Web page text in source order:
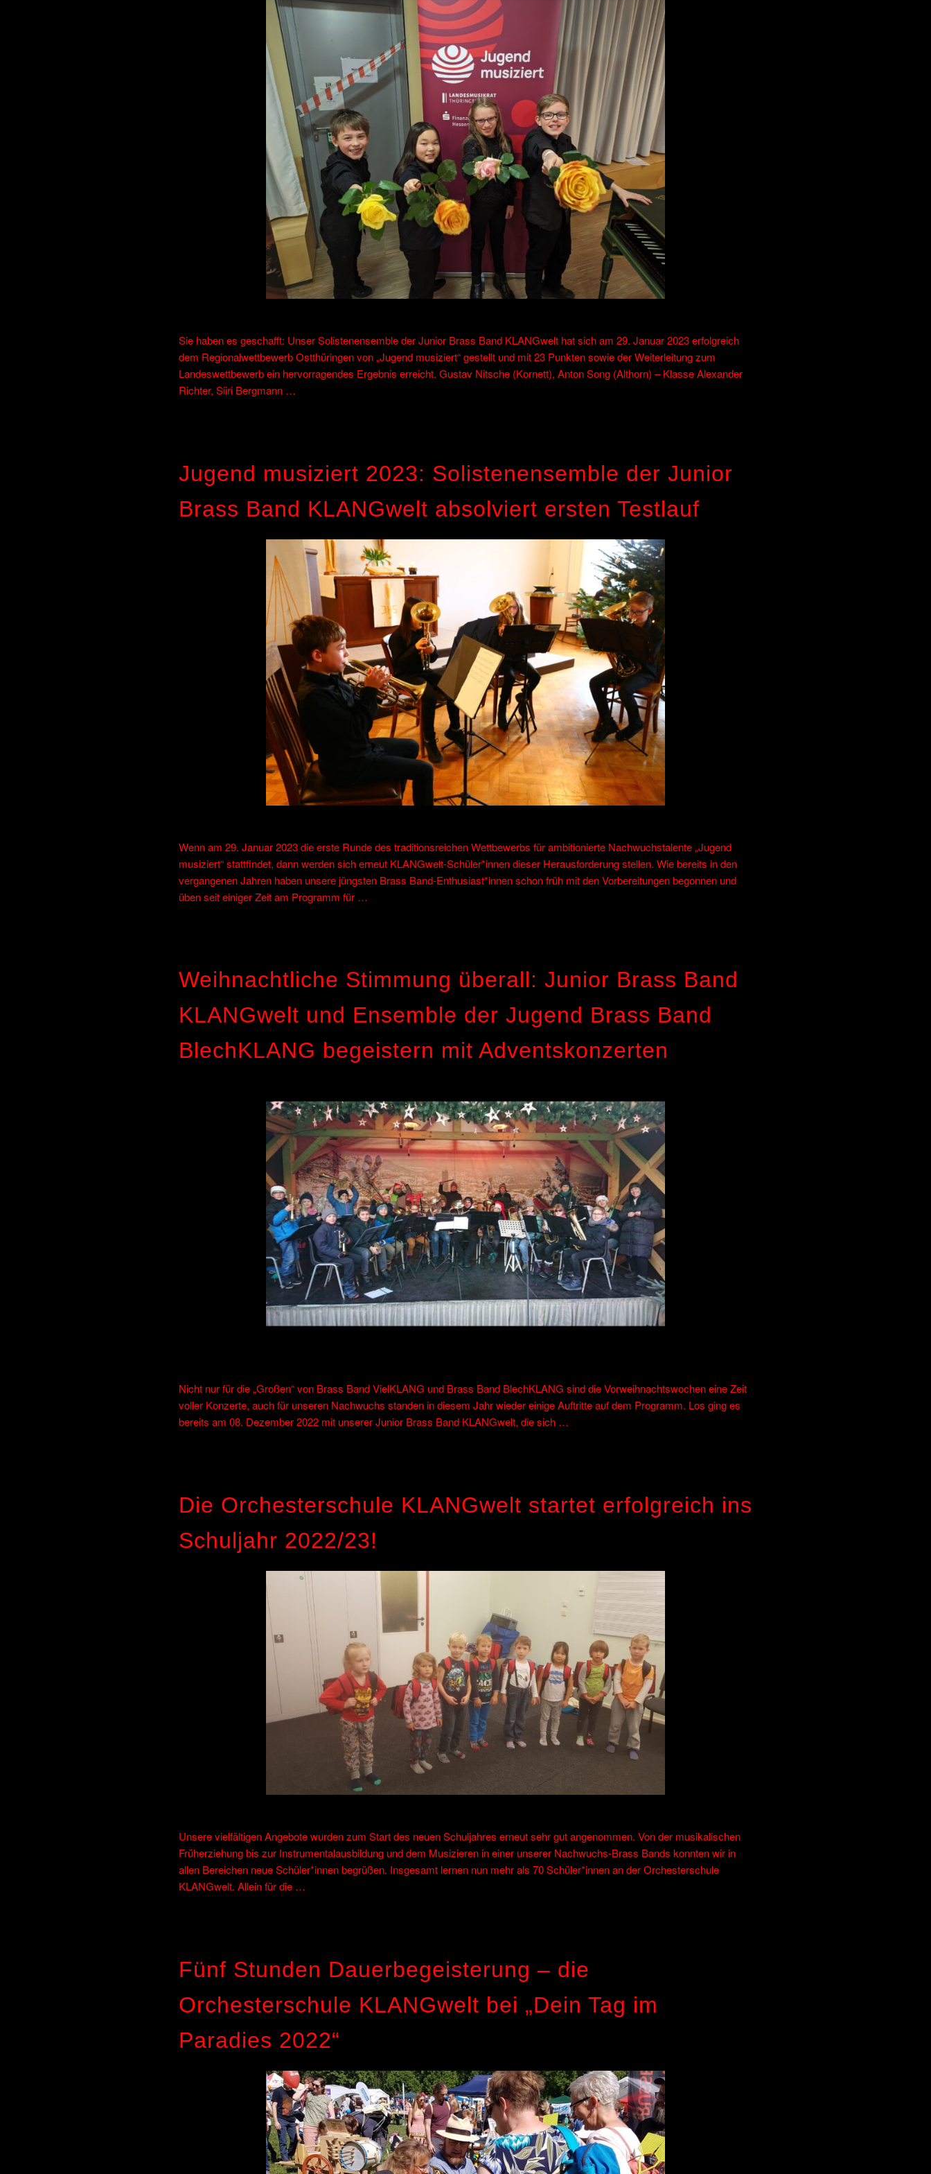
Sie haben es geschafft: Unser Solistenensemble der Junior Brass Band KLANGwelt hat sich am 29. Januar 2023 erfolgreich
dem Regionalwettbewerb Ostthüringen von „Jugend musiziert“ gestellt und mit 23 Punkten sowie der Weiterleitung zum
Landeswettbewerb ein hervorragendes Ergebnis erreicht. Gustav Nitsche (Kornett), Anton Song (Althorn) – Klasse Alexander
Richter, Siiri Bergmann …
Jugend musiziert 2023: Solistenensemble der Junior
Brass Band KLANGwelt absolviert ersten Testlauf
Wenn am 29. Januar 2023 die erste Runde des traditionsreichen Wettbewerbs für ambitionierte Nachwuchstalente „Jugend
musiziert“ stattfindet, dann werden sich erneut KLANGwelt-Schüler*innen dieser Herausforderung stellen. Wie bereits in den
vergangenen Jahren haben unsere jüngsten Brass Band-Enthusiast*innen schon früh mit den Vorbereitungen begonnen und
üben seit einiger Zeit am Programm für …
Weihnachtliche Stimmung überall: Junior Brass Band
KLANGwelt und Ensemble der Jugend Brass Band
BlechKLANG begeistern mit Adventskonzerten
Nicht nur für die „Großen“ von Brass Band VielKLANG und Brass Band BlechKLANG sind die Vorweihnachtswochen eine Zeit
voller Konzerte, auch für unseren Nachwuchs standen in diesem Jahr wieder einige Auftritte auf dem Programm. Los ging es
bereits am 08. Dezember 2022 mit unserer Junior Brass Band KLANGwelt, die sich …
Die Orchesterschule KLANGwelt startet erfolgreich ins
Schuljahr 2022/23!
Unsere vielfältigen Angebote wurden zum Start des neuen Schuljahres erneut sehr gut angenommen. Von der musikalischen
Früherziehung bis zur Instrumentalausbildung und dem Musizieren in einer unserer Nachwuchs-Brass Bands konnten wir in
allen Bereichen neue Schüler*innen begrüßen. Insgesamt lernen nun mehr als 70 Schüler*innen an der Orchesterschule
KLANGwelt. Allein für die …
Fünf Stunden Dauerbegeisterung – die
Orchesterschule KLANGwelt bei „Dein Tag im
Paradies 2022“